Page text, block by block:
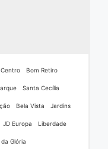
Centro Bom Retiro
Santa Cecília
Bela Vista Jardins
JD Europa Liberdade
da Glória